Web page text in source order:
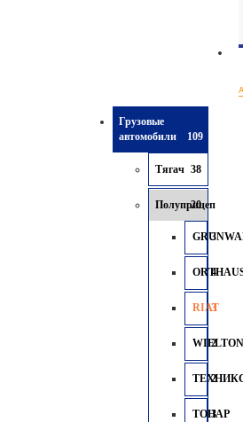
Грузовые
автомобили
109
Тягач 38
Полуприцеп
20
3
4
RIAT
3
WIELTON
2
2
ТОНАР
3